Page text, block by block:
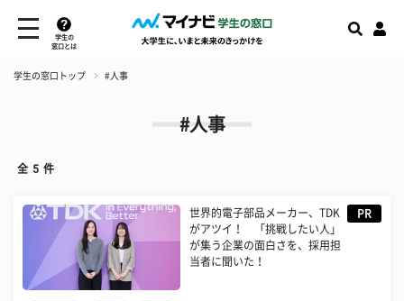
学生の
窓口とは
学生の窓口トップ #人事
#人事
全 5 件
世界的電子部品メーカー、TDK
がアツイ！ 「挑戦したい人」
が集う企業の面白さを、採用担
当者に聞いた！
PR